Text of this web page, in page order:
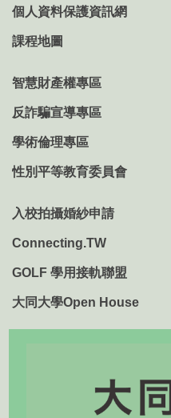
個人資料保護資訊網
課程地圖
智慧財產權專區
反詐騙宣導專區
學術倫理專區
性別平等教育委員會
入校拍攝婚紗申請
Connecting.TW
GOLF 學用接軌聯盟
大同大學Open House